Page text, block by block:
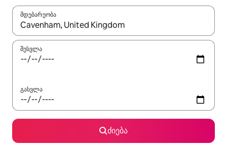
მდებარეობა
როცა შედეგები ხელმისაწვდომი გახდება, ნავიგაციისთვის
შესვლა
გასვლა
ძიება